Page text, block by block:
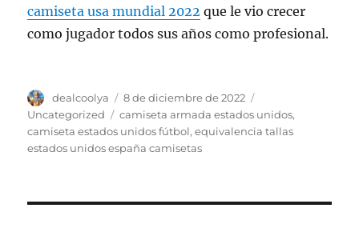
camiseta usa mundial 2022 que le vio crecer
como jugador todos sus años como profesional.
Autor
dealcoolya
Publicado
el
8 de diciembre de 2022
Uncategorized
Etiquetas
camiseta armada estados unidos,
camiseta estados unidos fútbol,equivalencia tallas
estados unidos españa camisetas